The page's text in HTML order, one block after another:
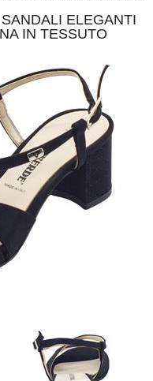
ELEGANTI
IN TESSUTO